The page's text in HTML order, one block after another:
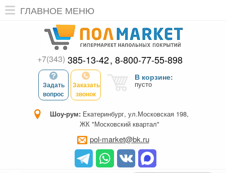
ГЛАВНОЕ МЕНЮ
+7(343) 385-13-42 8-800-77-55-898
Задать
вопрос
Заказать
звонок
В корзине:
пусто
Шоу-рум: Екатеринбург, ул.Московская 198,
ЖК "Московский квартал"
pol-market@bk.ru